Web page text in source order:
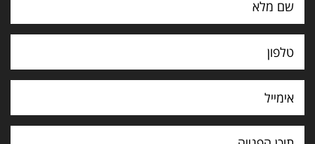
תוכן
הפנייה